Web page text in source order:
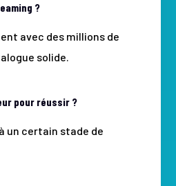
?
avec des millions de
solide.
pour réussir ?
un certain stade de